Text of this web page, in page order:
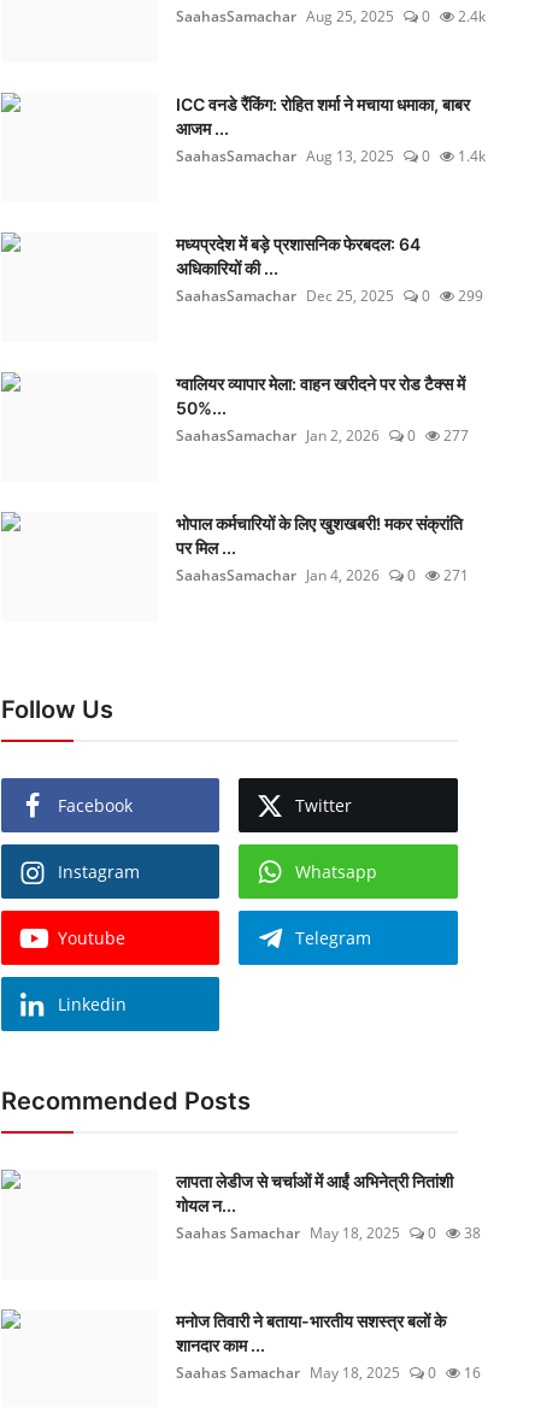
SaahasSamachar Aug 25, 2025 0 2.4k
ICC वनडे रैंकिंग: रोहित शर्मा ने मचाया धमाका, बाबर
आजम ...
SaahasSamachar Aug 13, 2025 0 1.4k
मध्यप्रदेश में बड़े प्रशासनिक फेरबदल: 64
अधिकारियों की ...
SaahasSamachar Dec 25, 2025 0 299
ग्वालियर व्यापार मेला: वाहन खरीदने पर रोड टैक्स में
50%...
SaahasSamachar Jan 2, 2026 0 277
भोपाल कर्मचारियों के लिए खुशखबरी! मकर संक्रांति
पर मिल ...
SaahasSamachar Jan 4, 2026 0 271
Follow Us
Facebook Twitter
Instagram Whatsapp
Youtube Telegram
Linkedin
Recommended Posts
लापता लेडीज से चर्चाओं में आईं अभिनेत्री नितांशी
गोयल न...
Saahas Samachar May 18, 2025 0 38
मनोज तिवारी ने बताया-भारतीय सशस्त्र बलों के
शानदार काम ...
Saahas Samachar May 18, 2025 0 16